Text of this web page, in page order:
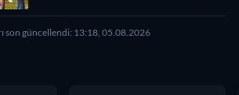
son güncellendi: 13:18, 05.08.2026